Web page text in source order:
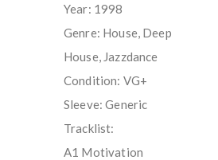
Year: 1998
Genre: House, Deep
House, Jazzdance
Condition: VG+
Sleeve: Generic
Tracklist:
A1 Motivation